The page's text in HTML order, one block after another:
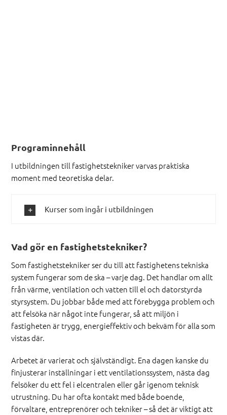
Programinnehåll
I utbildningen till fastighetstekniker varvas praktiska
moment med teoretiska delar.
Kurser som ingår i utbildningen
Vad gör en fastighetstekniker?
Som fastighetstekniker ser du till att fastighetens tekniska
system fungerar som de ska – varje dag. Det handlar om allt
från värme, ventilation och vatten till el och datorstyrda
styrsystem. Du jobbar både med att förebygga problem och
att felsöka när något inte fungerar, så att miljön i
fastigheten är trygg, energieffektiv och bekväm för alla som
vistas där.
Arbetet är varierat och självständigt. Ena dagen kanske du
finjusterar inställningar i ett ventilationssystem, nästa dag
felsöker du ett fel i elcentralen eller går igenom teknisk
utrustning. Du har ofta kontakt med både boende,
förvaltare, entreprenörer och tekniker – så det är viktigt att